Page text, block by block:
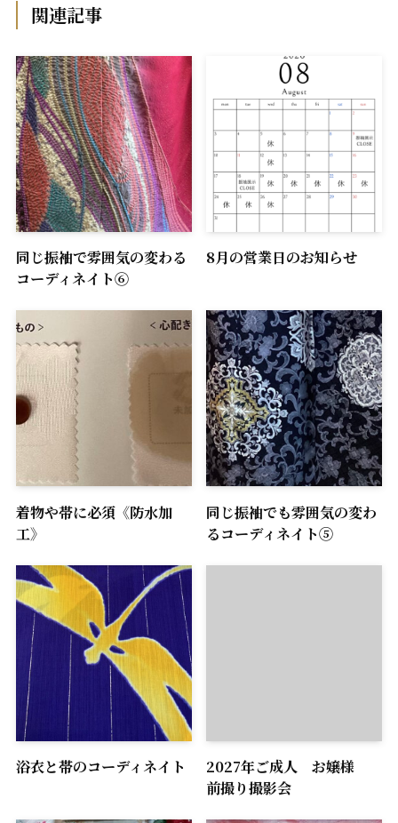
関連記事
同じ振袖で雰囲気の変わる
コーディネイト⑥
8月の営業日のお知らせ
着物や帯に必須《防水加
工》
同じ振袖でも雰囲気の変わ
るコーディネイト⑤
浴衣と帯のコーディネイト
2027年ご成人 お嬢様
前撮り撮影会